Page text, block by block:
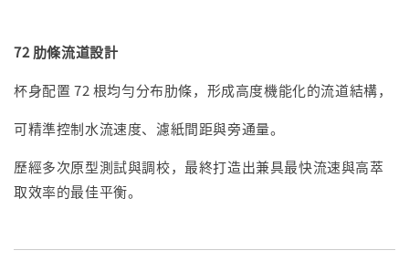
72 肋條流道設計
杯身配置 72 根均勻分布肋條，形成高度機能化的流道結構，
可精準控制水流速度、濾紙間距與旁通量。
歷經多次原型測試與調校，最終打造出兼具最快流速與高萃
取效率的最佳平衡。